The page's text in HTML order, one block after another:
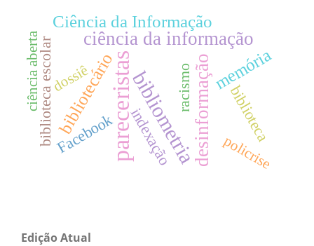
pareceristasbibliometria
ciência da informação
desinformação
Ciência da Informação
bibliotecário memória
Facebook
racismo biblioteca
biblioteca escolar indexação
dossiê
policrise
ciência aberta
Edição Atual